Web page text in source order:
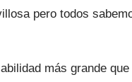
pero todos
más grande